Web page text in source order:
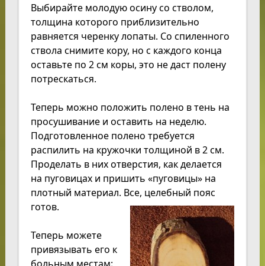
Выбирайте молодую осину со стволом,
толщина которого приблизительно
равняется черенку лопаты. Со спиленного
ствола снимите кору, но с каждого конца
оставьте по 2 см коры, это не даст полену
потрескаться.
Теперь можно положить полено в тень на
просушивание и оставить на неделю.
Подготовленное полено требуется
распилить на кружочки толщиной в 2 см.
Проделать в них отверстия, как делается
на пуговицах и пришить «пуговицы» на
плотный материал. Все, целебный пояс
готов.
Теперь можете
привязывать его к